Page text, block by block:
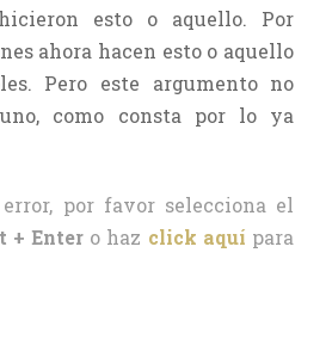
esto o aquello. Por
ahora hacen esto o aquello
Pero este argumento no
como consta por lo ya
por favor selecciona el
+ Enter o haz click aquí para